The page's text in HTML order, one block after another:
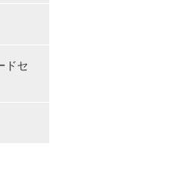
ドセ